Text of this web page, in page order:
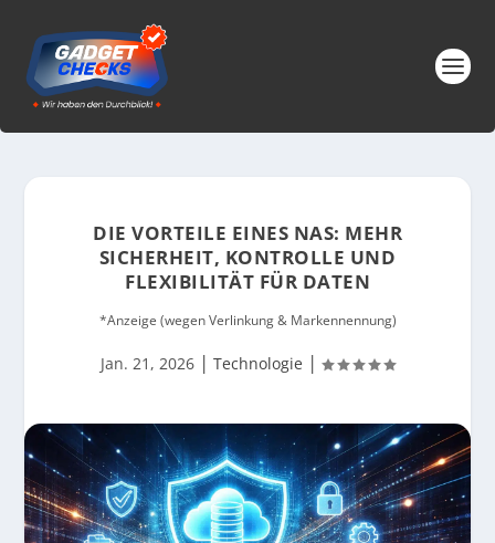
DIE VORTEILE EINES NAS: MEHR
SICHERHEIT, KONTROLLE UND
FLEXIBILITÄT FÜR DATEN
*Anzeige (wegen Verlinkung & Markennennung)
Jan. 21, 2026 | Technologie |